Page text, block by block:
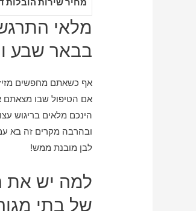
מלאי
בבאר שבע
אף כשאתם מחפשים
אם הטיפול שבו מצאתם
הינכם מלאים בריגוש
ובהרבה מקרים זה בא
לבן מובנת ממש!
למה יש את
של בתי